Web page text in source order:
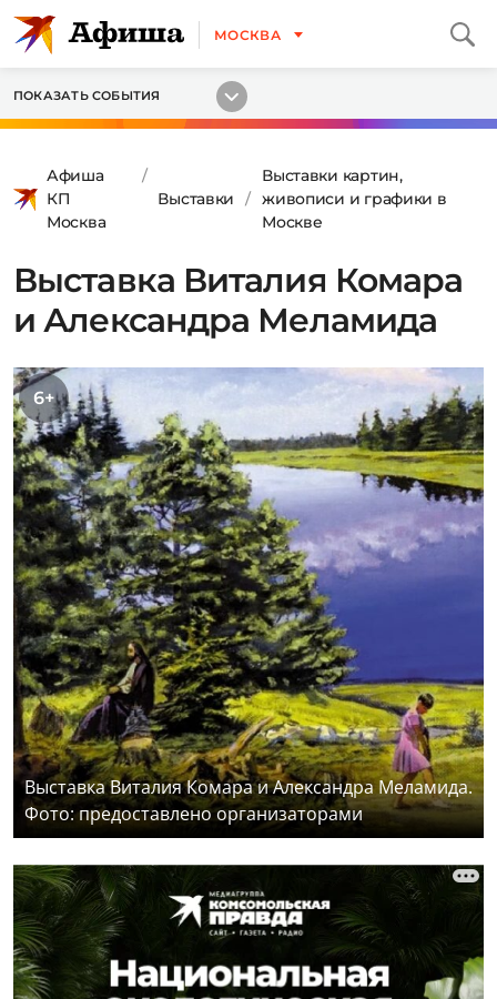
МОСКВА
ПОКАЗАТЬ СОБЫТИЯ
Афиша
КП
Москва
Выставки
Выставки картин,
живописи и графики в
Москве
Выставка Виталия Комара
и Александра Меламида
6+
Выставка Виталия Комара и Александра Меламида.
Фото: предоставлено организаторами